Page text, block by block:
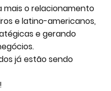
o relacionamento
e latino-americanos,
e gerando
já estão sendo